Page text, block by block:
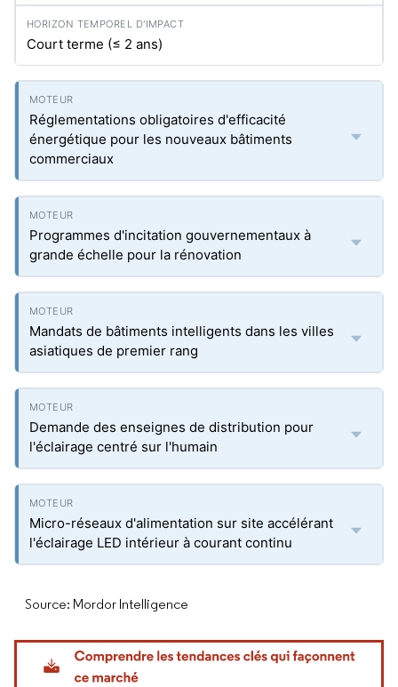
Court terme (≤ 2 ans)
Réglementations obligatoires d'efficacité
énergétique pour les nouveaux bâtiments
commerciaux
Programmes d'incitation gouvernementaux à
grande échelle pour la rénovation
Mandats de bâtiments intelligents dans les villes
asiatiques de premier rang
Demande des enseignes de distribution pour
l'éclairage centré sur l'humain
Micro-réseaux d'alimentation sur site accélérant
l'éclairage LED intérieur à courant continu
Source: Mordor Intelligence